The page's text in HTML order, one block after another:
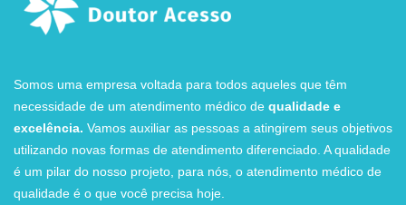
Somos uma empresa voltada para todos aqueles que têm
necessidade de um atendimento médico de qualidade e
excelência. Vamos auxiliar as pessoas a atingirem seus objetivos
utilizando novas formas de atendimento diferenciado. A qualidade
é um pilar do nosso projeto, para nós, o atendimento médico de
qualidade é o que você precisa hoje.